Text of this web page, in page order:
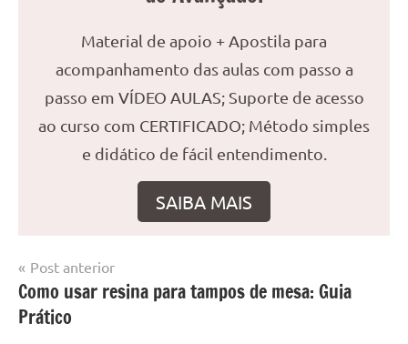
Material de apoio + Apostila para
acompanhamento das aulas com passo a
passo em VÍDEO AULAS; Suporte de acesso
ao curso com CERTIFICADO; Método simples
e didático de fácil entendimento.
SAIBA MAIS
Marcado
com
mesa
Mesa
resinada
Navegação
de
Post
Post anterior
Como usar resina para tampos de mesa: Guia
Prático